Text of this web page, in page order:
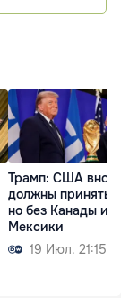
Трамп: США
должны принять
но без Канады и
Мексики
19 Июл. 21:15